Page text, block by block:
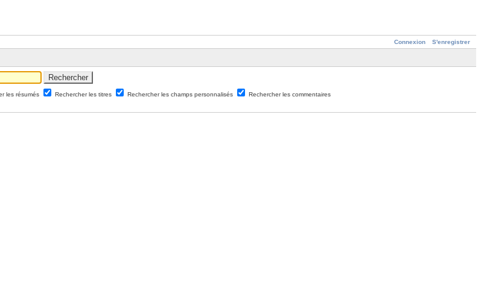
Connexion S'enregistrer
les résumés Rechercher les titres Rechercher les champs personnalisés
Rechercher les commentaires